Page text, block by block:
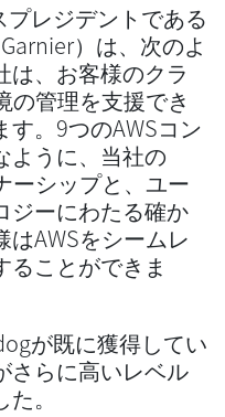
レジデントである
）は、次のよ
は、お客様のクラ
の管理を支援でき
。9つのAWSコン
ように、当社の
ーシップと、ユー
ジーにわたる確か
AWSをシームレ
ことができま
が既に獲得してい
さらに高いレベル
。